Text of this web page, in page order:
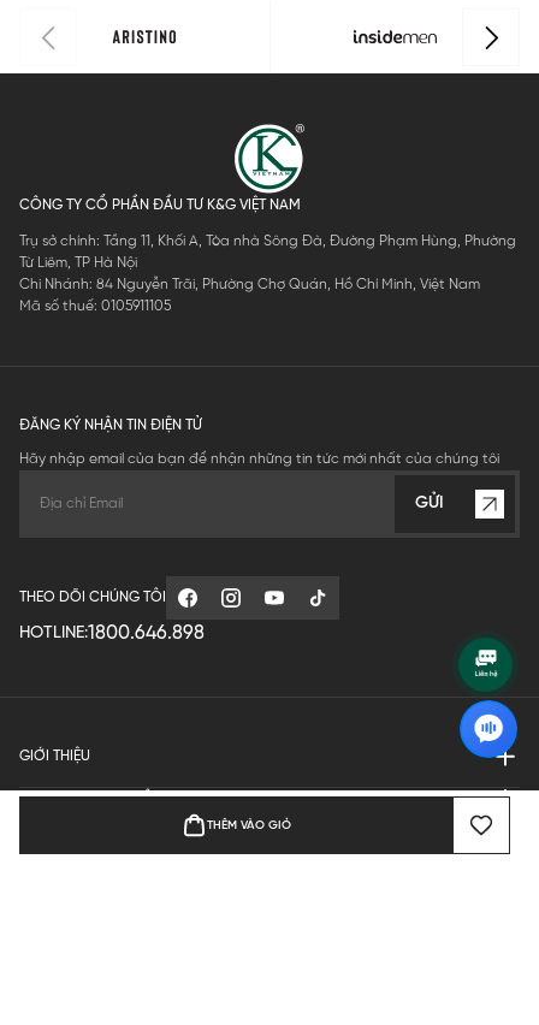
THÊM VÀO GIỎ
CÔNG TY CỔ PHẦN ĐẦU TƯ K&G VIỆT NAM
Trụ sở chính: Tầng 11, Khối A, Tòa nhà Sông Đà, Đường Phạm Hùng, Phường
Từ Liêm, TP Hà Nội
Chi Nhánh: 84 Nguyễn Trãi, Phường Chợ Quán, Hồ Chí Minh, Việt Nam
Mã số thuế: 0105911105
ĐĂNG KÝ NHẬN TIN ĐIỆN TỬ
Hãy nhập email của bạn để nhận những tin tức mới nhất của chúng tôi
GỬI
THEO DÕI CHÚNG TÔI
HOTLINE:1800.646.898
GIỚI THIỆU
QUY ĐỊNH HOẠT ĐỘNG